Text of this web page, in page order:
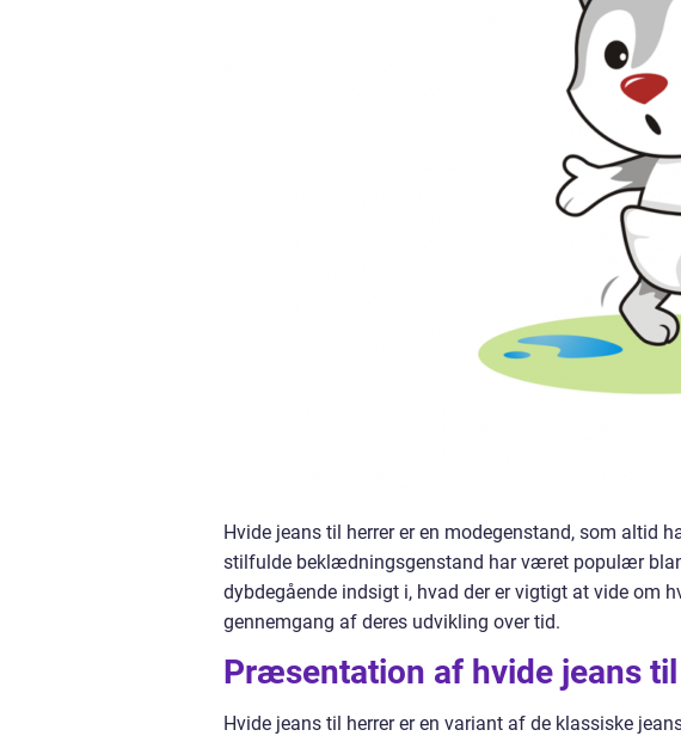
Hvide jeans til herrer er en modegenstand, som altid
stilfulde beklædningsgenstand har været populær
dybdegående indsigt i, hvad der er vigtigt at vide om
gennemgang af deres udvikling over tid.
Præsentation af hvide jeans
Hvide jeans til herrer er en variant af de klassiske